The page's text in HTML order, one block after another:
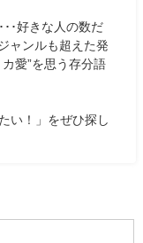
･好きな人の数だ
ャンルも超えた発
愛”を思う存分語
い！」をぜひ探し